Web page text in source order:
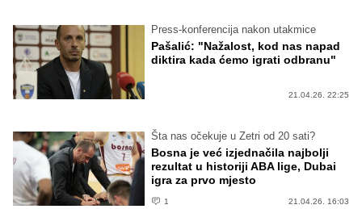
Press-konferencija nakon utakmice
Pašalić: "Nažalost, kod nas napad
diktira kada ćemo igrati odbranu"
21.04.26. 22:25
Šta nas očekuje u Zetri od 20 sati?
Bosna je već izjednačila najbolji
rezultat u historiji ABA lige, Dubai
igra za prvo mjesto
1 21.04.26. 16:03